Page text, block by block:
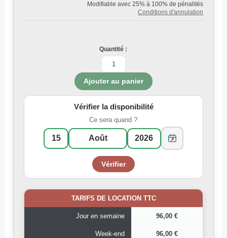
Modifiable avec 25% à 100% de pénalités
Conditions d'annulation
Quantité :
Vérifier la disponibilité
Ce sera quand ?
TARIFS DE LOCATION TTC
Jour en semaine 96,00 €
Week-end 96,00 €